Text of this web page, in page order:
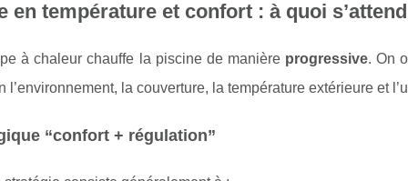
en température et confort : à quoi
à chaleur chauffe la piscine de manière progressive. On
l’environnement, la couverture, la température extérieure et
“confort + régulation”